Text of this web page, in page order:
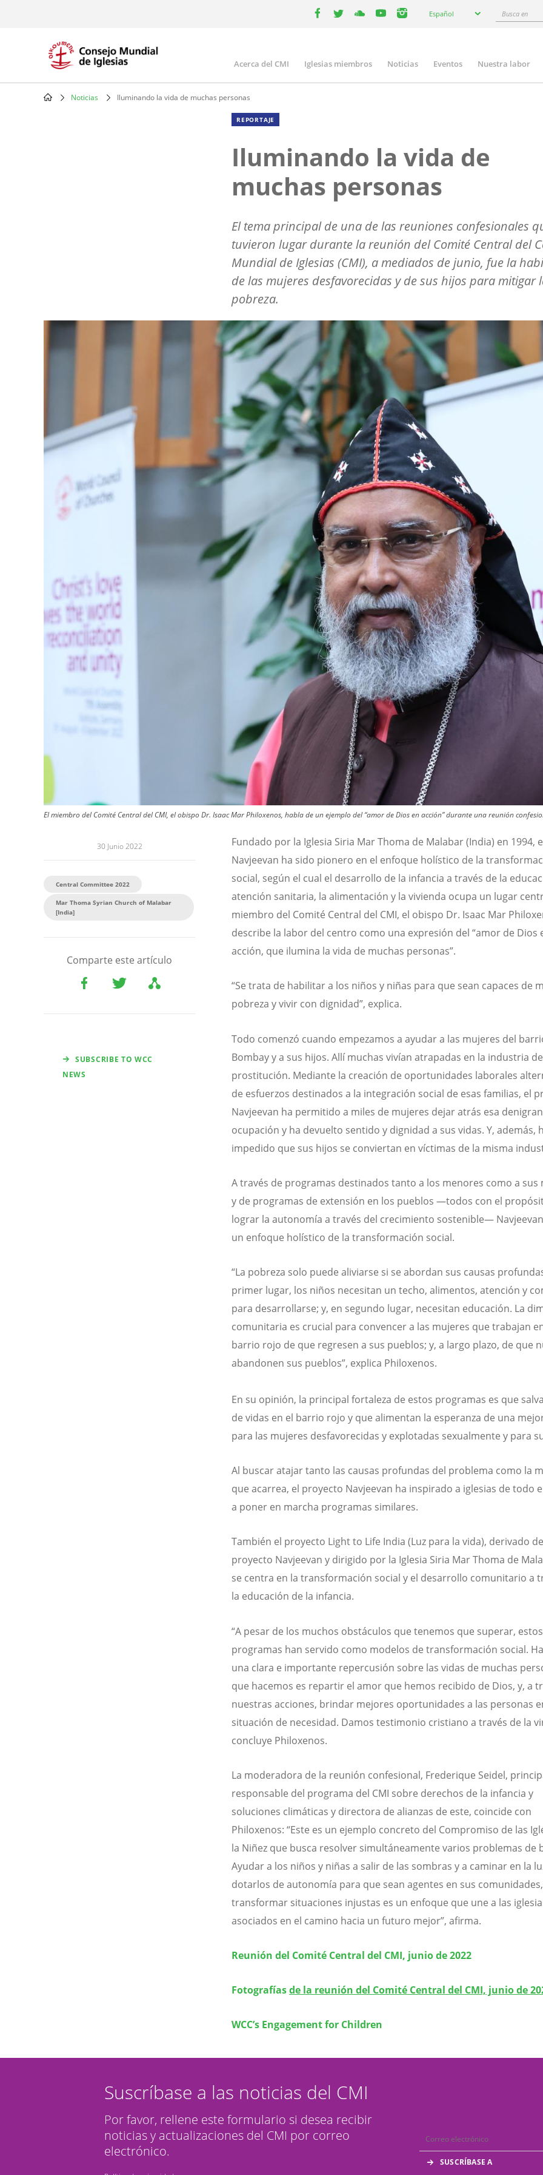
your
Español
Busca
Main
navigation
Acerca del CMI Iglesias miembros Noticias Eventos Nuestra labor
Noticias Iluminando la vida de muchas personas
REPORTAJE
Iluminando la vida de
muchas personas
El tema principal de una de las reuniones confesionales
tuvieron lugar durante la reunión del Comité Central del
Mundial de Iglesias (CMI), a mediados de junio, fue la
de las mujeres desfavorecidas y de sus hijos para mitigar
pobreza.
Image
El miembro del Comité Central del CMI, el obispo Dr. Isaac Mar Philoxenos, habla de un ejemplo del “amor de Dios en acción” durante una reunión
30 Junio 2022
Central Committee 2022
Mar Thoma Syrian Church of Malabar
[India]
Comparte este artículo
SUBSCRIBE TO WCC
NEWS
Fundado por la Iglesia Siria Mar Thoma de Malabar (India) en 1994,
Navjeevan ha sido pionero en el enfoque holístico de la
social, según el cual el desarrollo de la infancia a través de la
atención sanitaria, la alimentación y la vivienda ocupa un lugar
miembro del Comité Central del CMI, el obispo Dr. Isaac Mar
describe la labor del centro como una expresión del “amor de Dios
acción, que ilumina la vida de muchas personas”.
“Se trata de habilitar a los niños y niñas para que sean capaces de
pobreza y vivir con dignidad”, explica.
Todo comenzó cuando empezamos a ayudar a las mujeres del
Bombay y a sus hijos. Allí muchas vivían atrapadas en la industria
prostitución. Mediante la creación de oportunidades laborales
de esfuerzos destinados a la integración social de esas familias, el
Navjeevan ha permitido a miles de mujeres dejar atrás esa
ocupación y ha devuelto sentido y dignidad a sus vidas. Y, además,
impedido que sus hijos se conviertan en víctimas de la misma
A través de programas destinados tanto a los menores como a sus
y de programas de extensión en los pueblos —todos con el
lograr la autonomía a través del crecimiento sostenible—
un enfoque holístico de la transformación social.
“La pobreza solo puede aliviarse si se abordan sus causas
primer lugar, los niños necesitan un techo, alimentos, atención y
para desarrollarse; y, en segundo lugar, necesitan educación. La
comunitaria es crucial para convencer a las mujeres que trabajan
barrio rojo de que regresen a sus pueblos; y, a largo plazo, de que
abandonen sus pueblos”, explica Philoxenos.
En su opinión, la principal fortaleza de estos programas es que
de vidas en el barrio rojo y que alimentan la esperanza de una
para las mujeres desfavorecidas y explotadas sexualmente y para
Al buscar atajar tanto las causas profundas del problema como la
que acarrea, el proyecto Navjeevan ha inspirado a iglesias de todo
a poner en marcha programas similares.
También el proyecto Light to Life India (Luz para la vida), derivado
proyecto Navjeevan y dirigido por la Iglesia Siria Mar Thoma de
se centra en la transformación social y el desarrollo comunitario a
la educación de la infancia.
“A pesar de los muchos obstáculos que tenemos que superar, estos
programas han servido como modelos de transformación social.
una clara e importante repercusión sobre las vidas de muchas
que hacemos es repartir el amor que hemos recibido de Dios, y, a
nuestras acciones, brindar mejores oportunidades a las personas
situación de necesidad. Damos testimonio cristiano a través de la
concluye Philoxenos.
La moderadora de la reunión confesional, Frederique Seidel,
responsable del programa del CMI sobre derechos de la infancia y
soluciones climáticas y directora de alianzas de este, coincide con
Philoxenos: “Este es un ejemplo concreto del Compromiso de las
la Niñez que busca resolver simultáneamente varios problemas de
Ayudar a los niños y niñas a salir de las sombras y a caminar en la
dotarlos de autonomía para que sean agentes en sus
transformar situaciones injustas es un enfoque que une a las
asociados en el camino hacia un futuro mejor”, afirma.
Reunión del Comité Central del CMI, junio de 2022
Fotografíasde la reunión del Comité Central del CMI, junio de
WCC’s Engagement for Children
Suscríbase a las noticias del CMI
Por favor, rellene este formulario si desea recibir
noticias y actualizaciones del CMI por correo
electrónico.